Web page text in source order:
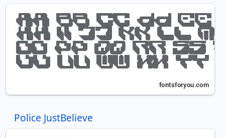
Police JustBelieve